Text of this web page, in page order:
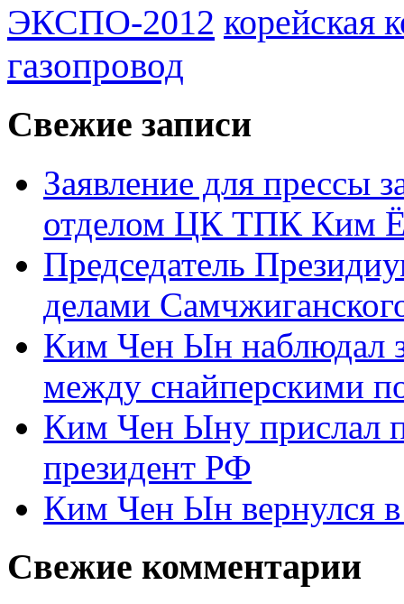
ЭКСПО-2012 корейская
газопровод
Свежие записи
Заявление для прессы
отделом ЦК ТПК Ким
Председатель
делами
Ким Чен Ын наблюдал
между снайперскими
Ким Чен Ыну прислал
президент РФ
Ким Чен Ын вернулся
Свежие комментарии